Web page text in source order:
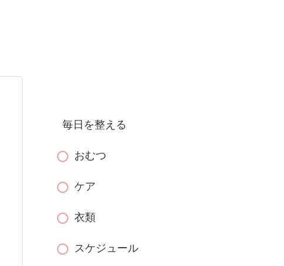
毎日を整える
おむつ
ケア
衣類
スケジュール